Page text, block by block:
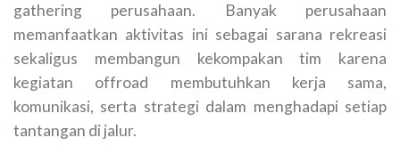
gathering perusahaan. Banyak perusahaan
memanfaatkan aktivitas ini sebagai sarana rekreasi
sekaligus membangun kekompakan tim karena
kegiatan offroad membutuhkan kerja sama,
komunikasi, serta strategi dalam menghadapi setiap
tantangan di jalur.